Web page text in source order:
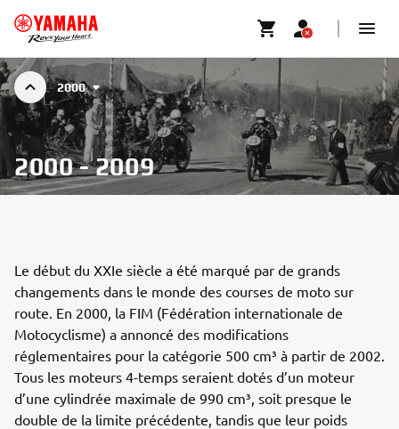
2000
2000 - 2009
Le début du XXIe siècle a été marqué par de grands
changements dans le monde des courses de moto sur
route. En 2000, la FIM (Fédération internationale de
Motocyclisme) a annoncé des modifications
réglementaires pour la catégorie 500 cm³ à partir de 2002.
Tous les moteurs 4-temps seraient dotés d’un moteur
d’une cylindrée maximale de 990 cm³, soit presque le
double de la limite précédente, tandis que leur poids